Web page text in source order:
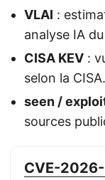
VLAI :
analyse IA
CISA KEV :
selon la CISA.
seen /
sources
CVE-